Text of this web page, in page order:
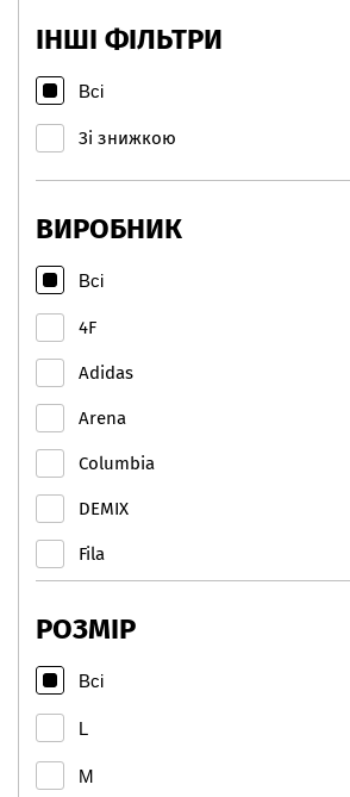
ІНШІ ФІЛЬТРИ
Всі
Зі знижкою
ВИРОБНИК
Всі
4F
Adidas
Arena
Columbia
DEMIX
Fila
Glissade
JOSS
Joma
KAPPA
РОЗМІР
Всі
L
M